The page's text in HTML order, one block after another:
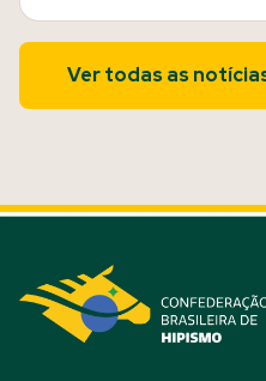
Ver todas as